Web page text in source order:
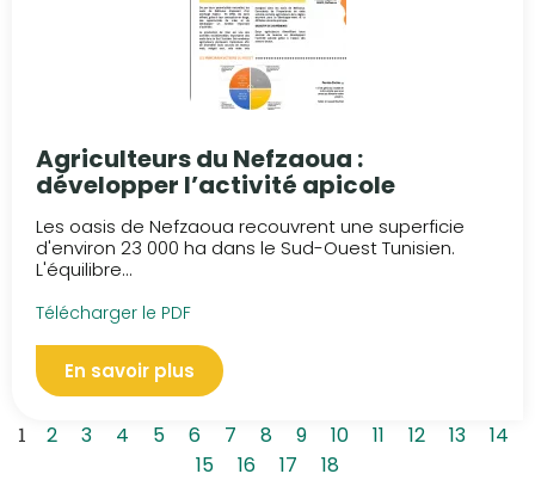
Agriculteurs du Nefzaoua :
développer l’activité apicole
Les oasis de Nefzaoua recouvrent une superficie
d'environ 23 000 ha dans le Sud-Ouest Tunisien.
L'équilibre...
Télécharger le PDF
En savoir plus
1 2 3 4 5 6 7 8 9 10 11 12 13
14
15
16 17 18